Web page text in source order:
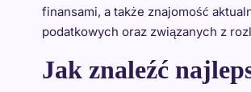
finansami, a także znajomość
podatkowych oraz związanych z
Jak znaleźć